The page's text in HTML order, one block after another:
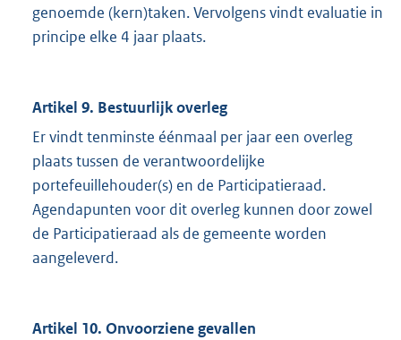
genoemde (kern)taken. Vervolgens vindt evaluatie in
principe elke 4 jaar plaats.
Artikel 9. Bestuurlijk overleg
Er vindt tenminste éénmaal per jaar een overleg
plaats tussen de verantwoordelijke
portefeuillehouder(s) en de Participatieraad.
Agendapunten voor dit overleg kunnen door zowel
de Participatieraad als de gemeente worden
aangeleverd.
Artikel 10. Onvoorziene gevallen